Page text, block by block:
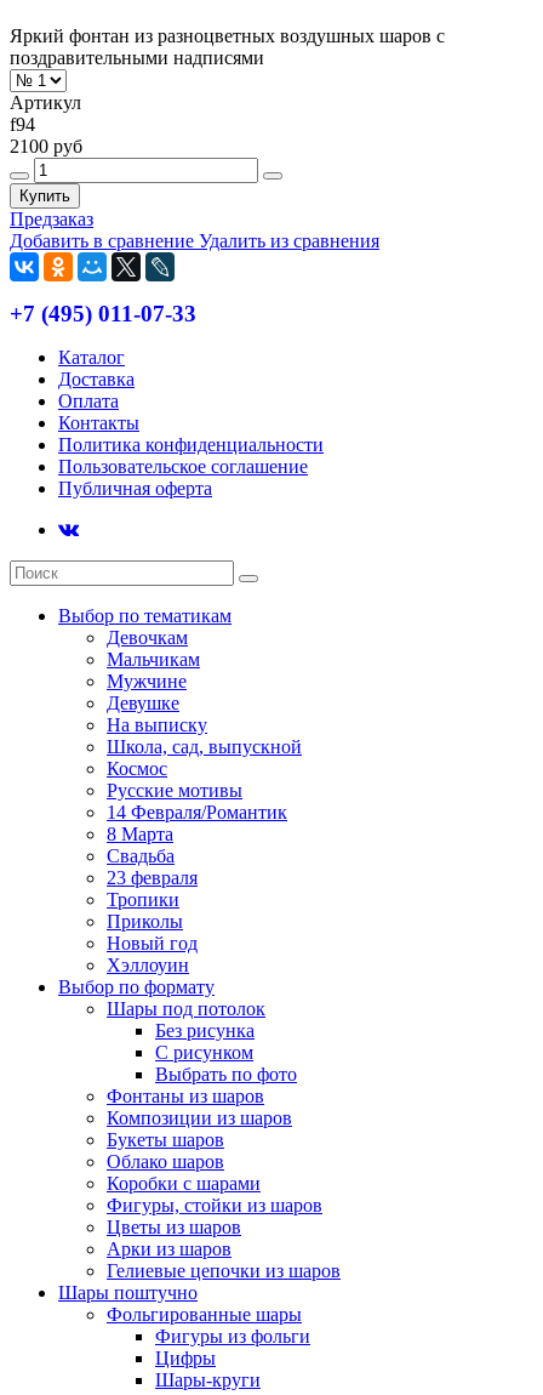
Яркий фонтан из разноцветных воздушных шаров с
поздравительными надписями
Артикул
f94
2100 руб
Купить
Предзаказ
Добавить в сравнение Удалить из сравнения
+7 (495) 011-07-33
Каталог
Доставка
Оплата
Контакты
Политика конфиденциальности
Пользовательское соглашение
Публичная оферта
Выбор по тематикам
Девочкам
Мальчикам
Мужчине
Девушке
На выписку
Школа, сад, выпускной
Космос
Русские мотивы
14 Февраля/Романтик
8 Марта
Свадьба
23 февраля
Тропики
Приколы
Новый год
Хэллоуин
Выбор по формату
Шары под потолок
Без рисунка
С рисунком
Выбрать по фото
Фонтаны из шаров
Композиции из шаров
Букеты шаров
Облако шаров
Коробки с шарами
Фигуры, стойки из шаров
Цветы из шаров
Арки из шаров
Гелиевые цепочки из шаров
Шары поштучно
Фольгированные шары
Фигуры из фольги
Цифры
Шары-круги